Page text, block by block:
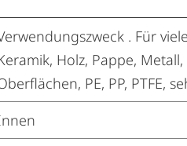
. Für
Holz, Pappe,
PE, PP, PTFE,